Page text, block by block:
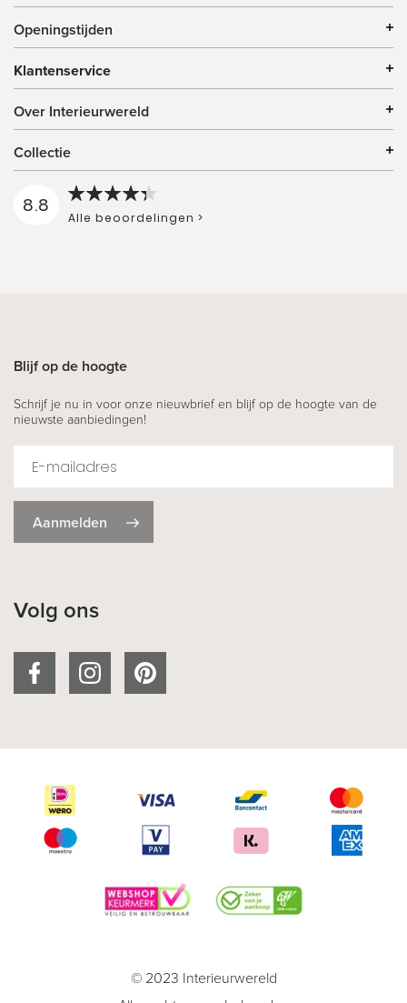
Openingstijden
Klantenservice
Over Interieurwereld
Collectie
8.8
Alle beoordelingen >
Blijf op de hoogte
Schrijf je nu in voor onze nieuwbrief en blijf op de hoogte van de
nieuwste aanbiedingen!
Aanmelden
Volg ons
© 2023 Interieurwereld